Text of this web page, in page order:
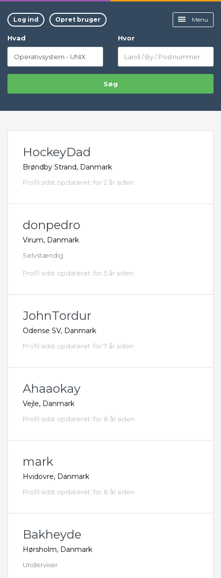
Log ind Opret bruger Menu
Hvad Hvor
Søg
HockeyDad
Brøndby Strand, Danmark
Profil sidst opdateret: for 2 år siden
donpedro
Virum, Danmark
Selvstændig
Profil sidst opdateret: for 5 år siden
JohnTordur
Odense SV, Danmark
Profil sidst opdateret: for 7 år siden
Ahaaokay
Vejle, Danmark
Profil sidst opdateret: for 8 år siden
mark
Hvidovre, Danmark
Profil sidst opdateret: for 8 år siden
Bakheyde
Hørsholm, Danmark
Underviser